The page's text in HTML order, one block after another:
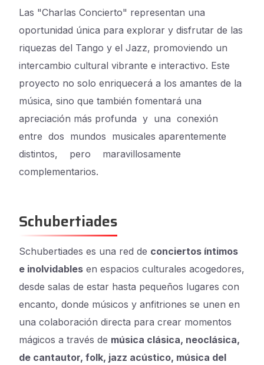
Las "Charlas Concierto" representan una
oportunidad única para explorar y disfrutar de las
riquezas del Tango y el Jazz, promoviendo un
intercambio cultural vibrante e interactivo. Este
proyecto no solo enriquecerá a los amantes de la
música, sino que también fomentará una
apreciación más profunda y una conexión
entre dos mundos musicales aparentemente
distintos,
pero
maravillosamente
complementarios.
Schubertiades
Schubertiades es una red de conciertos íntimos
e inolvidables en espacios culturales acogedores,
desde salas de estar hasta pequeños lugares con
encanto, donde músicos y anfitriones se unen en
una colaboración directa para crear momentos
mágicos a través de música clásica, neoclásica,
de cantautor, folk, jazz acústico, música del